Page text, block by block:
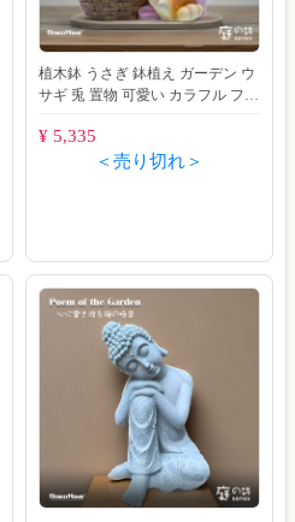
植木鉢 うさぎ 鉢植え ガーデン ウ
サギ 兎 置物 可愛い カラフル フラ
¥ 5,335
＜売り切れ＞